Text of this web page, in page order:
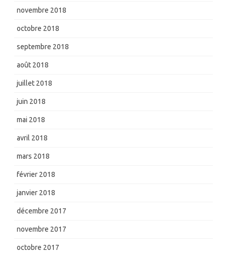
novembre 2018
octobre 2018
septembre 2018
août 2018
juillet 2018
juin 2018
mai 2018
avril 2018
mars 2018
février 2018
janvier 2018
décembre 2017
novembre 2017
octobre 2017